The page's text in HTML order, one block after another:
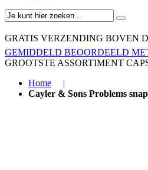
GRATIS VERZENDING BOVEN
GEMIDDELD BEOORDEELD
GROOTSTE ASSORTIMENT
Home
|
Cayler & Sons Problems